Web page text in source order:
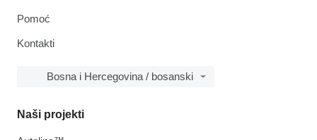
Pomoć
Kontakti
Bosna i Hercegovina / bosanski
Naši projekti